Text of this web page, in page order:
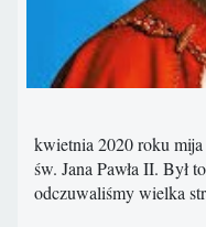
kwietnia 2020 roku
św. Jana Pawła II. Był
odczuwaliśmy wielka